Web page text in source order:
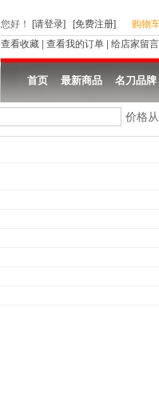
您好 ！ [请登录] [免费注册]
购物
查看收藏
查看我的订单 给店家留言
首页 最新商品 名刀品牌
价格